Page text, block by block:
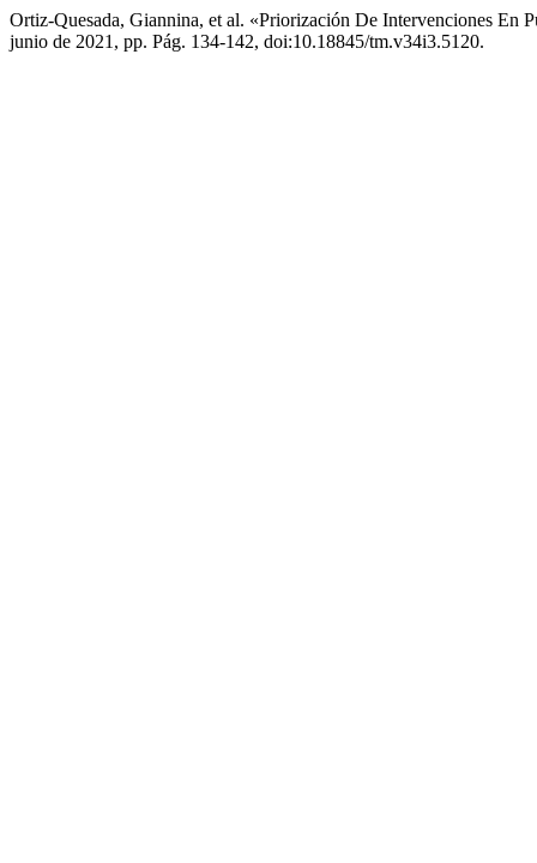
Ortiz-Quesada, Giannina, et al. «Priorización De Intervenciones En
junio de 2021, pp. Pág. 134-142, doi:10.18845/tm.v34i3.5120.